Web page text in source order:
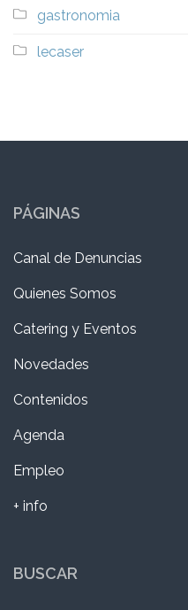
gastronomia
lecaser
PÁGINAS
Canal de Denuncias
Quienes Somos
Catering y Eventos
Novedades
Contenidos
Agenda
Empleo
+ info
BUSCAR